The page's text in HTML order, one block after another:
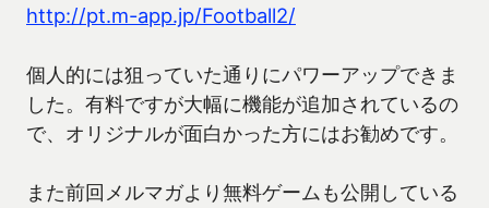
http://pt.m-app.jp/Football2/
個人的には狙っていた通りにパワーアップできま
した。有料ですが大幅に機能が追加されているの
で、オリジナルが面白かった方にはお勧めです。
また前回メルマガより無料ゲームも公開している